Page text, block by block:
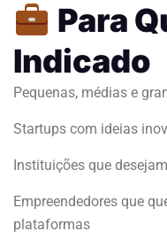
Para
Indicado
Pequenas, médias e
Startups com ideias
Instituições que
Empreendedores que
plataformas